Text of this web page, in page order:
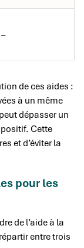
–
de ces aides :
à un même
dépasser un
Cette
et d’éviter la
pour les
de l’aide à la
entre trois